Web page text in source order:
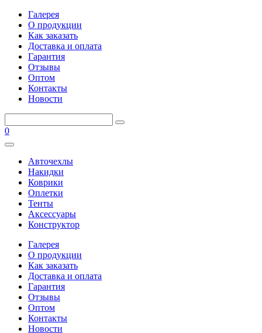
Галерея
О продукции
Как заказать
Доставка и оплата
Гарантия
Отзывы
Оптом
Контакты
Новости
0
Авточехлы
Накидки
Коврики
Оплетки
Тенты
Аксессуары
Конструктор
Галерея
О продукции
Как заказать
Доставка и оплата
Гарантия
Отзывы
Оптом
Контакты
Новости